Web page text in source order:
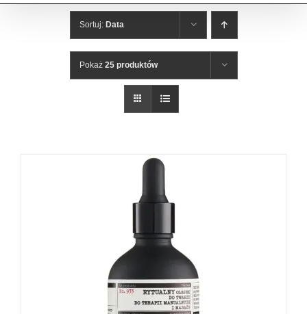
Sortuj: Data
Pokaż 25 produktów